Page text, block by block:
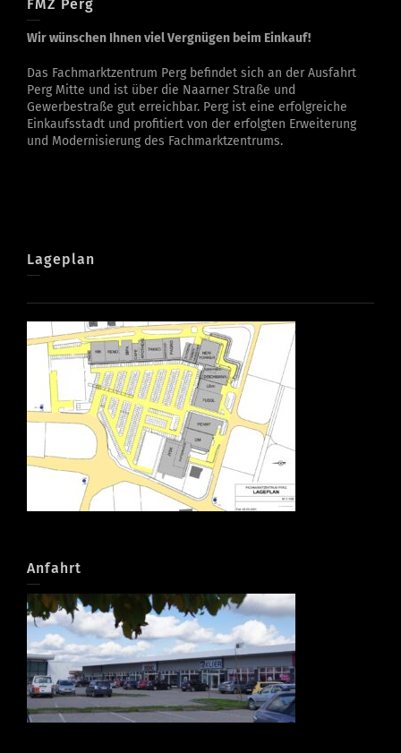
FMZ Perg
Wir wünschen Ihnen viel Vergnügen beim Einkauf!
Das Fachmarktzentrum Perg befindet sich an der Ausfahrt
Perg Mitte und ist über die Naarner Straße und
Gewerbestraße gut erreichbar. Perg ist eine erfolgreiche
Einkaufsstadt und profitiert von der erfolgten Erweiterung
und Modernisierung des Fachmarktzentrums.
Lageplan
Anfahrt